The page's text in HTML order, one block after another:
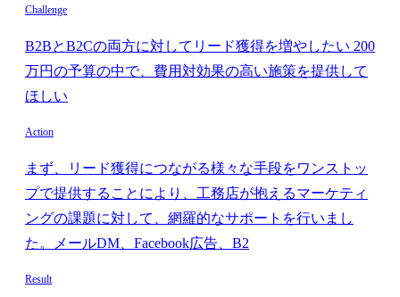
Challenge
B2BとB2Cの両方に対してリード獲得を増やしたい 200
万円の予算の中で、費用対効果の高い施策を提供して
ほしい
Action
まず、リード獲得につながる様々な手段をワンストッ
プで提供することにより、工務店が抱えるマーケティ
ングの課題に対して、網羅的なサポートを行いまし
た。メールDM、Facebook広告、B2
Result